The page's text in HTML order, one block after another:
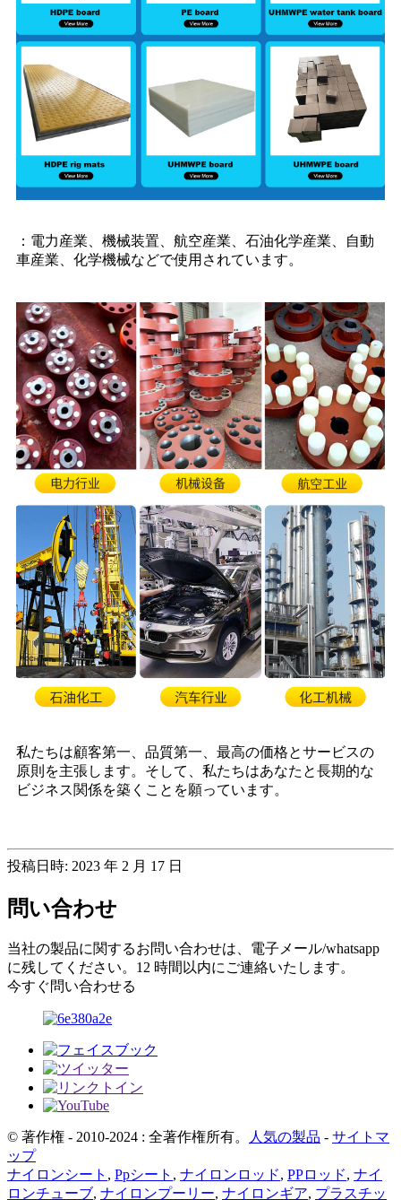
：電力産業、機械装置、航空産業、石油化学産業、自動
車産業、化学機械などで使用されています。
私たちは顧客第一、品質第一、最高の価格とサービスの
原則を主張します。そして、私たちはあなたと長期的な
ビジネス関係を築くことを願っています。
投稿日時: 2023 年 2 月 17 日
問い合わせ
当社の製品に関するお問い合わせは、電子メール/whatsapp
に残してください。12 時間以内にご連絡いたします。
今すぐ問い合わせる
© 著作権 - 2010-2024 : 全著作権所有。 人気の製品 - サイトマ
ップ
ナイロンシート , Ppシート , ナイロンロッド, PPロッド, ナイ
ロンチューブ, ナイロンプーリー, ナイロンギア, プラスチッ